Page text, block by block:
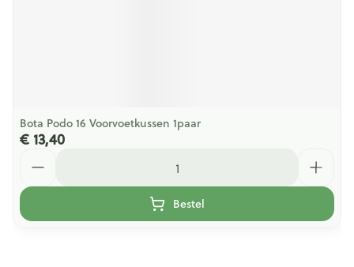
Bota Podo 16 Voorvoetkussen 1paar
€ 13,40
Bestel